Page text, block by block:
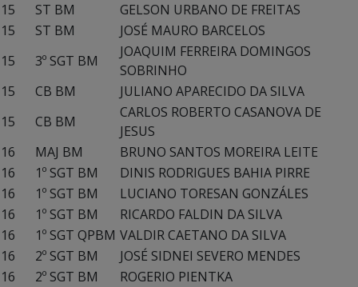
15
ST BM
GELSON URBANO DE FREITAS
15
ST BM
JOSÉ MAURO BARCELOS
15
3º SGT BM
JOAQUIM FERREIRA DOMINGOS
SOBRINHO
15
CB BM
JULIANO APARECIDO DA SILVA
15
CB BM
CARLOS ROBERTO CASANOVA DE
JESUS
16
MAJ BM
BRUNO SANTOS MOREIRA LEITE
16
1º SGT BM
DINIS RODRIGUES BAHIA PIRRE
16
1º SGT BM
LUCIANO TORESAN GONZÁLES
16
1º SGT BM
RICARDO FALDIN DA SILVA
16
1º SGT QPBM VALDIR CAETANO DA SILVA
16
2º SGT BM
JOSÉ SIDNEI SEVERO MENDES
16
2º SGT BM
ROGERIO PIENTKA